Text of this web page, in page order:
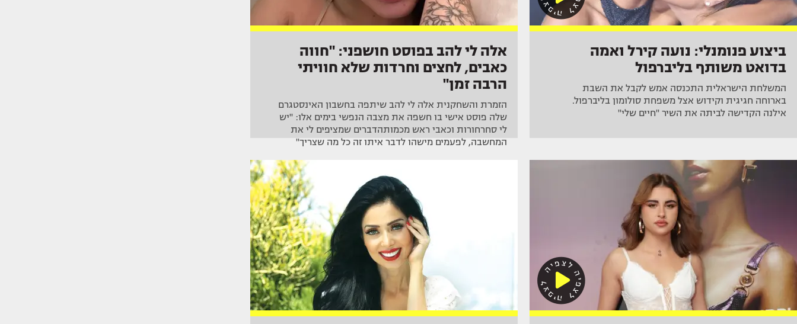
ביצוע פנומנלי: נועה קירל ואמה
בדואט משותף בליברפול
המשלחת הישראלית התכנסה אמש לקבל את השבת
בארוחה חגיגית וקידוש אצל משפחת סולומון בליברפול.
אילנה הקדישה לביתה את השיר "חיים שלי"
אלה לי להב בפוסט חושפני: "חווה
כאבים, לחצים וחרדות שלא חוויתי
הרבה זמן"
הזמרת והשחקנית אלה לי להב שיתפה בחשבון האינסטגרם
שלה פוסט אישי בו חשפה את מצבה הנפשי בימים אלו: "יש
לי סחרחורות וכאבי ראש מכמותהדברים שמציפים לי את
המחשבה, לפעמים מישהו לדבר איתו זה כל מה שצריך"